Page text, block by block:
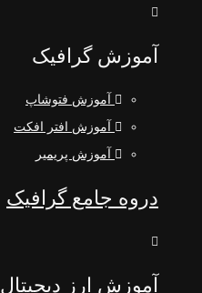
آموزش گرافیک
آموزش فتوشاپ
آموزش افتر افکت
آموزش پریمیر
دروه جامع گرافیک
آموزش ارز دیجیتال